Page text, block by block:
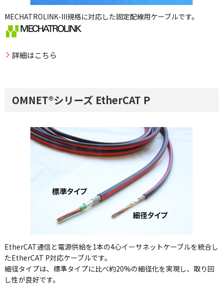
MECHATROLINK-III規格に対応した固定配線用ケーブルです。
詳細はこちら
OMNET®シリーズ EtherCAT P
EtherCAT通信と電源供給を1本の4心イーサネットケーブルを統合し
たEtherCAT P対応ケーブルです。
細径タイプは、標準タイプに比べ約20%の細径化を実現し、取り回
し性が良好です。